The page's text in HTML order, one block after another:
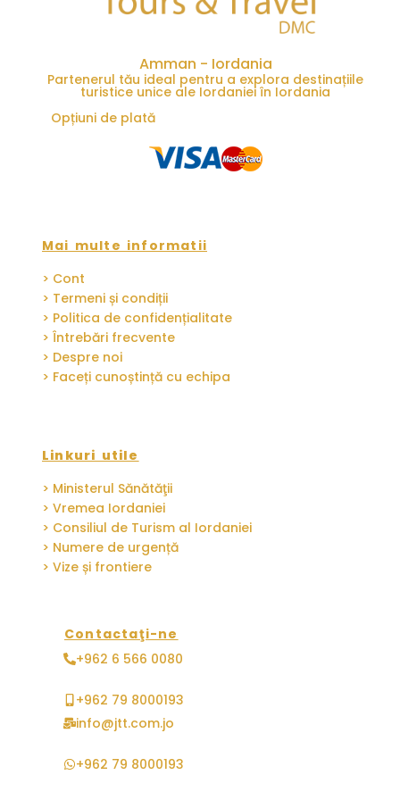
Amman - Iordania
Partenerul tău ideal pentru a explora destinațiile
turistice unice ale Iordaniei în Iordania
Opțiuni de plată
Mai multe informatii
> Cont
> Termeni și condiții
> Politica de confidențialitate
> Întrebări frecvente
> Despre noi
> Faceți cunoștință cu echipa
Linkuri utile
> Ministerul Sănătăţii
> Vremea Iordaniei
> Consiliul de Turism al Iordaniei
> Numere de urgență
> Vize și frontiere
Contactaţi-ne
+962 6 566 0080
+962 79 8000193
info@jtt.com.jo
+962 79 8000193